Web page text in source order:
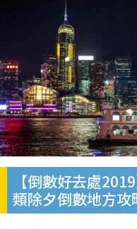
【倒數好去處
類除夕倒數地方